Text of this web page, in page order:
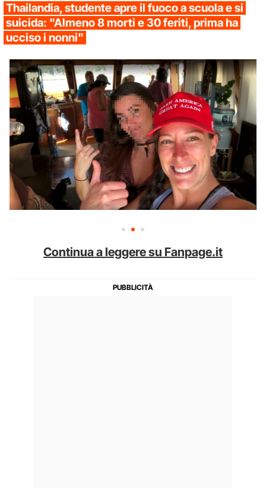
Thailandia, studente apre il fuoco a scuola e si
suicida: "Almeno 8 morti e 30 feriti, prima ha
ucciso i nonni"
Continua a leggere su Fanpage.it